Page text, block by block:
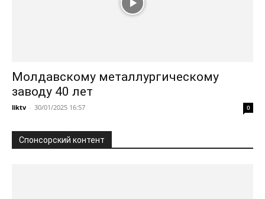
Молдавскому металлургическому
заводу 40 лет
liktv - 30/01/2025 16:57 0
Спонсорский контент